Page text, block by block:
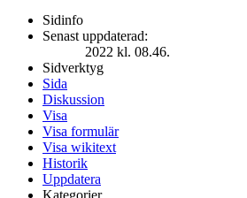
Sidinfo
Senast uppdaterad:
2022 kl. 08.46.
Sidverktyg
Sida
Diskussion
Visa
Visa formulär
Visa wikitext
Historik
Uppdatera
Kategorier